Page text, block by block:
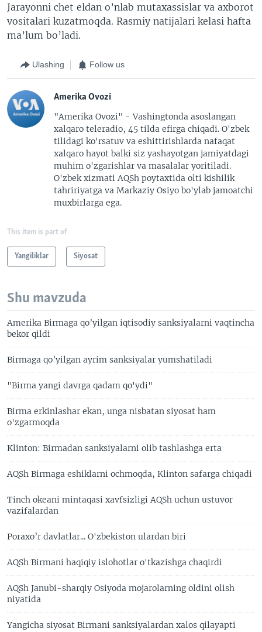
Jarayonni chet eldan o’nlab mutaxassislar va axborot
vositalari kuzatmoqda. Rasmiy natijalari kelasi hafta
ma’lum bo’ladi.
Ulashing Follow us
Amerika Ovozi
"Amerika Ovozi" - Vashingtonda asoslangan
xalqaro teleradio, 45 tilda efirga chiqadi. O'zbek
tilidagi ko'rsatuv va eshittirishlarda nafaqat
xalqaro hayot balki siz yashayotgan jamiyatdagi
muhim o'zgarishlar va masalalar yoritiladi.
O'zbek xizmati AQSh poytaxtida olti kishilik
tahririyatga va Markaziy Osiyo bo'ylab jamoatchi
muxbirlarga ega.
This item is part of
Yangiliklar Siyosat
Shu mavzuda
Amerika Birmaga qo’yilgan iqtisodiy sanksiyalarni vaqtincha
bekor qildi
Birmaga qo’yilgan ayrim sanksiyalar yumshatiladi
"Birma yangi davrga qadam qo'ydi"
Birma erkinlashar ekan, unga nisbatan siyosat ham
o'zgarmoqda
Klinton: Birmadan sanksiyalarni olib tashlashga erta
AQSh Birmaga eshiklarni ochmoqda, Klinton safarga chiqadi
Tinch okeani mintaqasi xavfsizligi AQSh uchun ustuvor
vazifalardan
Poraxo’r davlatlar... O'zbekiston ulardan biri
AQSh Birmani haqiqiy islohotlar o'tkazishga chaqirdi
AQSh Janubi-sharqiy Osiyoda mojarolarning oldini olish
niyatida
Yangicha siyosat Birmani sanksiyalardan xalos qilayapti